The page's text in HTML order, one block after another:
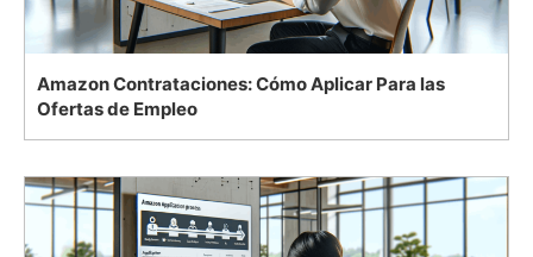
Amazon Contrataciones: Cómo Aplicar Para las
Ofertas de Empleo